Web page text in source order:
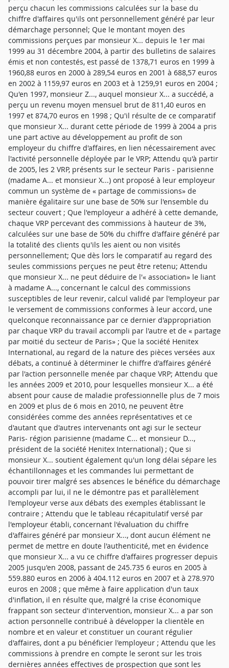
perçu chacun les commissions calculées sur la base du
chiffre d'affaires qu'ils ont personnellement généré par leur
démarchage personnel; Que le montant moyen des
commissions perçues par monsieur X... depuis le 1er mai
1999 au 31 décembre 2004, à partir des bulletins de salaires
émis et non contestés, est passé de 1378,71 euros en 1999 à
1960,88 euros en 2000 à 289,54 euros en 2001 à 688,57 euros
en 2002 à 1159,97 euros en 2003 et à 1259,91 euros en 2004 ;
Qu'en 1997, monsieur Z..., auquel monsieur X... a succédé, a
perçu un revenu moyen mensuel brut de 811,40 euros en
1997 et 874,70 euros en 1998 ; Qu'il résulte de ce comparatif
que monsieur X... durant cette période de 1999 à 2004 a pris
une part active au développement au profit de son
employeur du chiffre d'affaires, en lien nécessairement avec
l'activité personnelle déployée par le VRP; Attendu qu'à partir
de 2005, les 2 VRP, présents sur le secteur Paris - parisienne
(madame A... et monsieur X...) ont proposé à leur employeur
commun un système de « partage de commissions» de
manière égalitaire sur une base de 50% sur l'ensemble du
secteur couvert ; Que l'employeur a adhéré à cette demande,
chaque VRP percevant des commissions à hauteur de 3%,
calculées sur une base de 50% du chiffre d'affaire généré par
la totalité des clients qu'ils les aient ou non visités
personnellement; Que dès lors le comparatif au regard des
seules commissions perçues ne peut être retenu; Attendu
que monsieur X... ne peut déduire de l'« association» le liant
à madame A..., concernant le calcul des commissions
susceptibles de leur revenir, calcul validé par l'employeur par
le versement de commissions conformes à leur accord, une
quelconque reconnaissance par ce dernier d'appropriation
par chaque VRP du travail accompli par l'autre et de « partage
par moitié du secteur de Paris» ; Que la société Henitex
International, au regard de la nature des pièces versées aux
débats, a continué à déterminer le chiffre d'affaires généré
par l'action personnelle menée par chaque VRP; Attendu que
les années 2009 et 2010, pour lesquelles monsieur X... a été
absent pour cause de maladie professionnelle plus de 7 mois
en 2009 et plus de 6 mois en 2010, ne peuvent être
considérées comme des années représentatives et ce
d'autant que d'autres intervenants ont agi sur le secteur
Paris- région parisienne (madame C... et monsieur D...,
président de la société Henitex International) ; Que si
monsieur X... soutient également qu'un long délai sépare les
échantillonnages et les commandes lui permettant de
pouvoir tirer malgré ses absences le bénéfice du démarchage
accompli par lui, il ne le démontre pas et parallèlement
l'employeur verse aux débats des exemples établissant le
contraire ; Attendu que le tableau récapitulatif versé par
l'employeur établi, concernant l'évaluation du chiffre
d'affaires généré par monsieur X..., dont aucun élément ne
permet de mettre en doute l'authenticité, met en évidence
que monsieur X... a vu ce chiffre d'affaires progresser depuis
2005 jusqu'en 2008, passant de 245.735 6 euros en 2005 à
559.880 euros en 2006 à 404.112 euros en 2007 et à 278.970
euros en 2008 ; que même à faire application d'un taux
d'inflation, il en résulte que, malgré la crise économique
frappant son secteur d'intervention, monsieur X... a par son
action personnelle contribué à développer la clientèle en
nombre et en valeur et constituer un courant régulier
d'affaires, dont a pu bénéficier l'employeur ; Attendu que les
commissions à prendre en compte le seront sur les trois
dernières années effectives de prospection que sont les